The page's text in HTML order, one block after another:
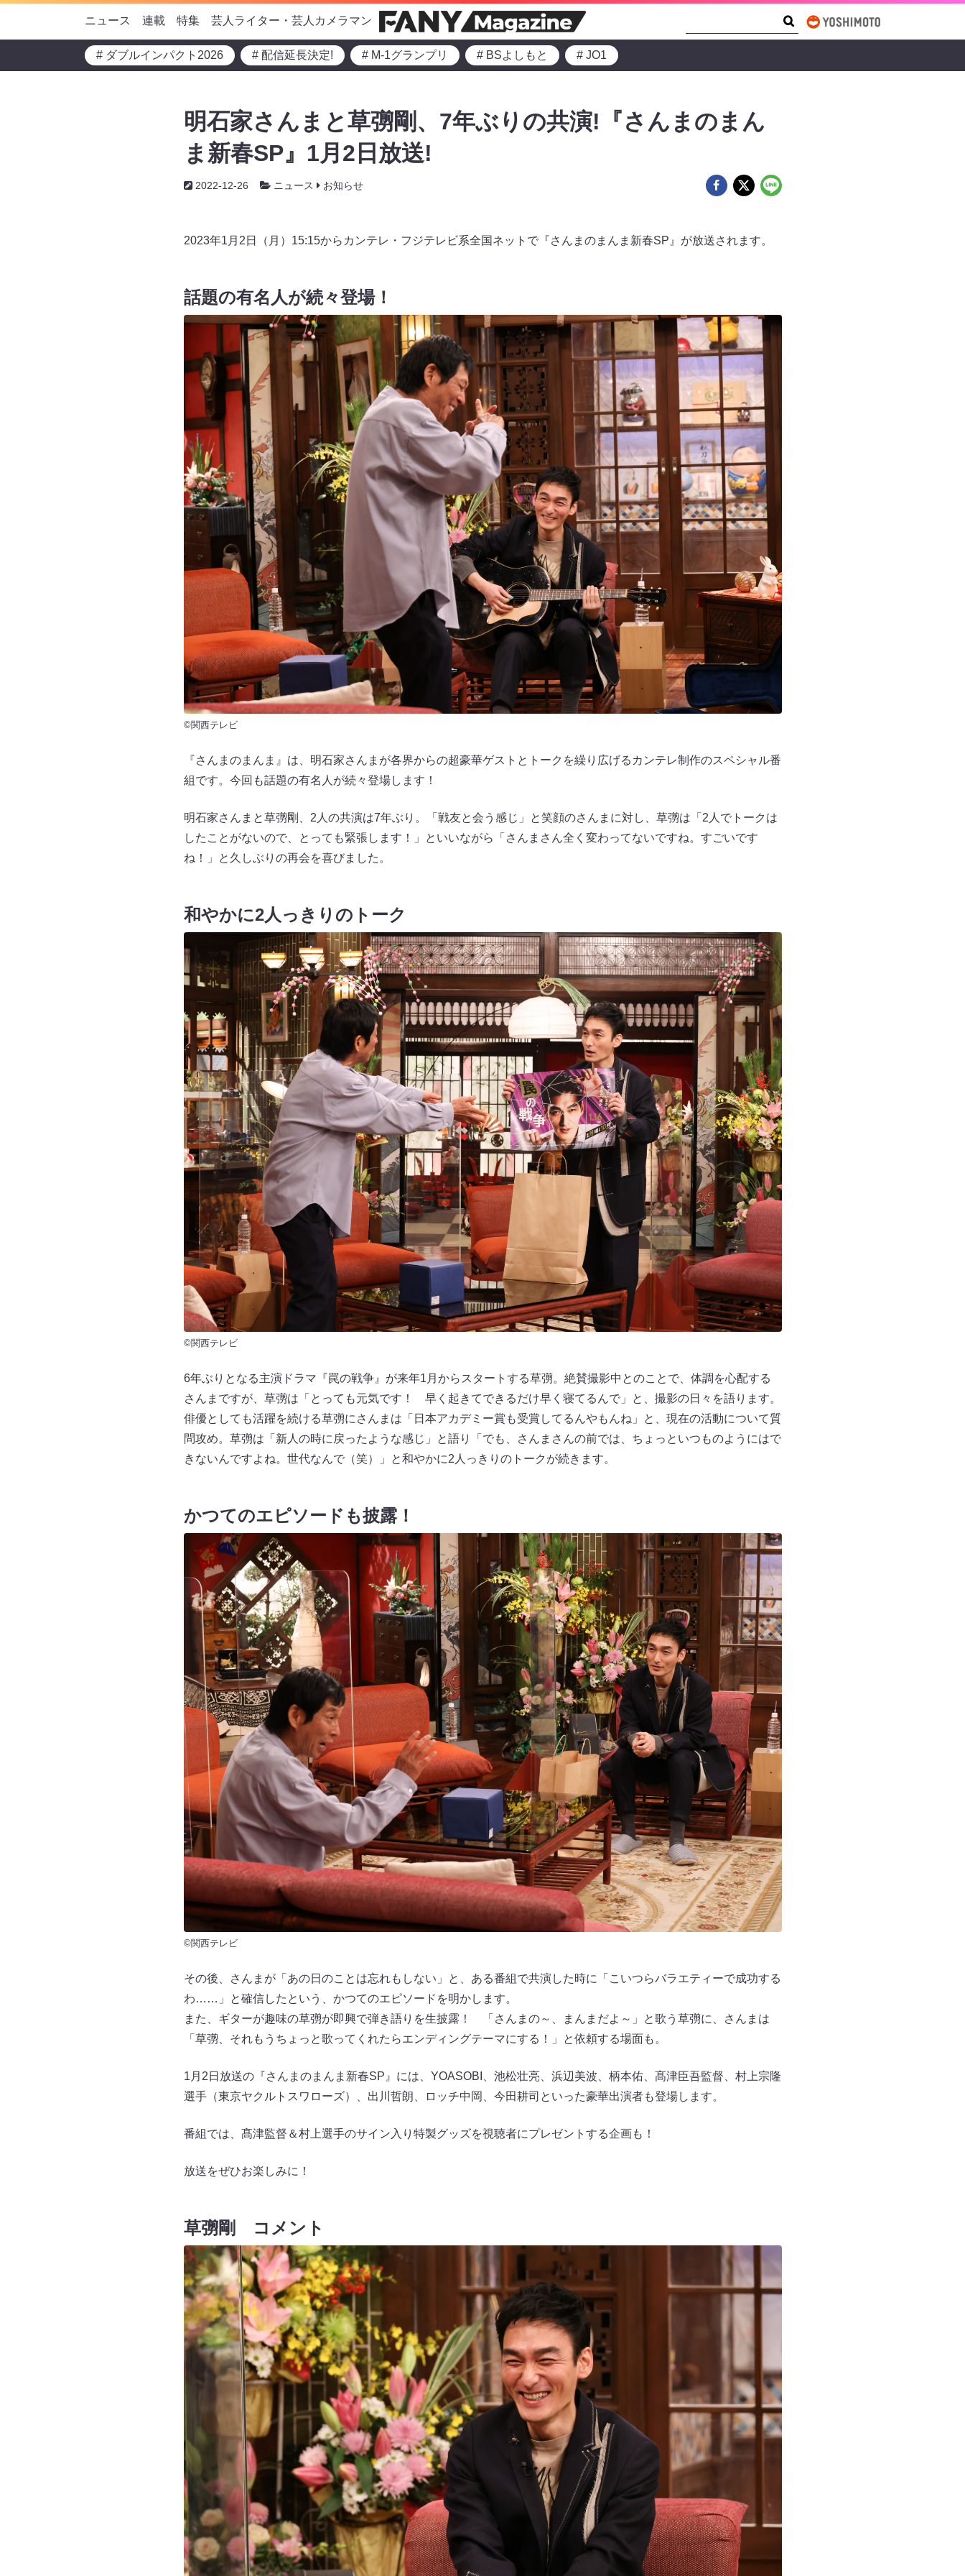
ニュース 連載 特集 芸人ライター・芸人カメラマン
# ダブルインパクト2026 # 配信延長決定! # M-1グランプリ # BSよしもと # JO1
明石家さんまと草彅剛、7年ぶりの共演!『さんまのまん
ま新春SP』1月2日放送!
2022-12-26 ニュース お知らせ
2023年1月2日（月）15:15からカンテレ・フジテレビ系全国ネットで『さんまのまんま新春SP』が放送されます。
話題の有名人が続々登場！
©関西テレビ
『さんまのまんま』は、明石家さんまが各界からの超豪華ゲストとトークを繰り広げるカンテレ制作のスペシャル番
組です。今回も話題の有名人が続々登場します！
明石家さんまと草彅剛、2人の共演は7年ぶり。「戦友と会う感じ」と笑顔のさんまに対し、草彅は「2人でトークは
したことがないので、とっても緊張します！」といいながら「さんまさん全く変わってないですね。すごいです
ね！」と久しぶりの再会を喜びました。
和やかに2人っきりのトーク
©関西テレビ
6年ぶりとなる主演ドラマ『罠の戦争』が来年1月からスタートする草彅。絶賛撮影中とのことで、体調を心配する
さんまですが、草彅は「とっても元気です！ 早く起きてできるだけ早く寝てるんで」と、撮影の日々を語ります。
俳優としても活躍を続ける草彅にさんまは「日本アカデミー賞も受賞してるんやもんね」と、現在の活動について質
問攻め。草彅は「新人の時に戻ったような感じ」と語り「でも、さんまさんの前では、ちょっといつものようにはで
きないんですよね。世代なんで（笑）」と和やかに2人っきりのトークが続きます。
かつてのエピソードも披露！
©関西テレビ
その後、さんまが「あの日のことは忘れもしない」と、ある番組で共演した時に「こいつらバラエティーで成功する
わ……」と確信したという、かつてのエピソードを明かします。
また、ギターが趣味の草彅が即興で弾き語りを生披露！ 「さんまの～、まんまだよ～」と歌う草彅に、さんまは
「草彅、それもうちょっと歌ってくれたらエンディングテーマにする！」と依頼する場面も。
1月2日放送の『さんまのまんま新春SP』には、YOASOBI、池松壮亮、浜辺美波、柄本佑、髙津臣吾監督、村上宗隆
選手（東京ヤクルトスワローズ）、出川哲朗、ロッチ中岡、今田耕司といった豪華出演者も登場します。
番組では、髙津監督＆村上選手のサイン入り特製グッズを視聴者にプレゼントする企画も！
放送をぜひお楽しみに！
草彅剛 コメント